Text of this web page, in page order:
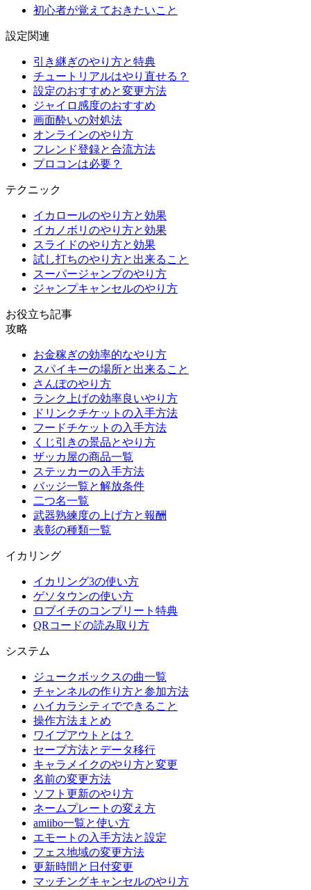
初心者が覚えておきたいこと
設定関連
引き継ぎのやり方と特典
チュートリアルはやり直せる？
設定のおすすめと変更方法
ジャイロ感度のおすすめ
画面酔いの対処法
オンラインのやり方
フレンド登録と合流方法
プロコンは必要？
テクニック
イカロールのやり方と効果
イカノボリのやり方と効果
スライドのやり方と効果
試し打ちのやり方と出来ること
スーパージャンプのやり方
ジャンプキャンセルのやり方
お役立ち記事
攻略
お金稼ぎの効率的なやり方
スパイキーの場所と出来ること
さんぽのやり方
ランク上げの効率良いやり方
ドリンクチケットの入手方法
フードチケットの入手方法
くじ引きの景品とやり方
ザッカ屋の商品一覧
ステッカーの入手方法
バッジ一覧と解放条件
二つ名一覧
武器熟練度の上げ方と報酬
表彰の種類一覧
イカリング
イカリング3の使い方
ゲソタウンの使い方
ロブイチのコンプリート特典
QRコードの読み取り方
システム
ジュークボックスの曲一覧
チャンネルの作り方と参加方法
ハイカラシティでできること
操作方法まとめ
ワイプアウトとは？
セーブ方法とデータ移行
キャラメイクのやり方と変更
名前の変更方法
ソフト更新のやり方
ネームプレートの変え方
amiibo一覧と使い方
エモートの入手方法と設定
フェス地域の変更方法
更新時間と日付変更
マッチングキャンセルのやり方